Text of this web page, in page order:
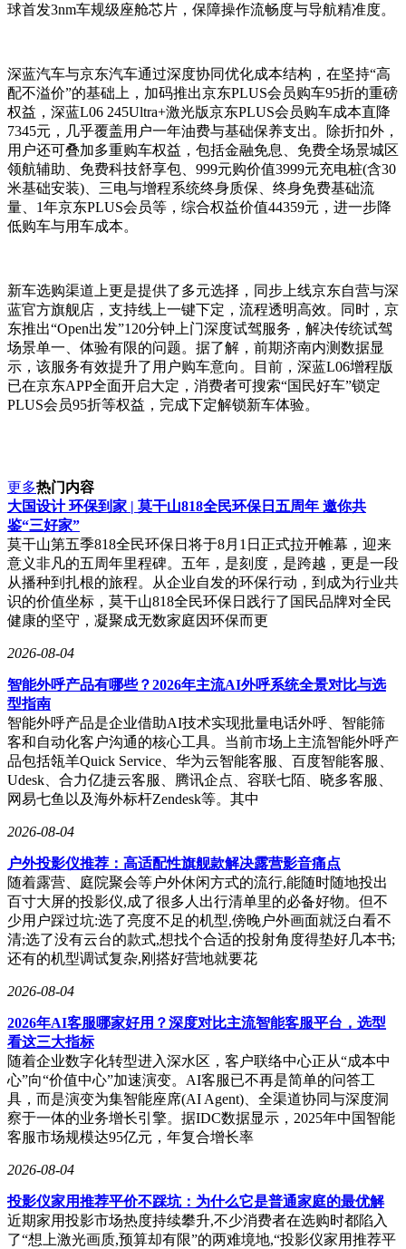
球首发3nm车规级座舱芯片，保障操作流畅度与导航精准度。
深蓝汽车与京东汽车通过深度协同优化成本结构，在坚持“高
配不溢价”的基础上，加码推出京东PLUS会员购车95折的重磅
权益，深蓝L06 245Ultra+激光版京东PLUS会员购车成本直降
7345元，几乎覆盖用户一年油费与基础保养支出。除折扣外，
用户还可叠加多重购车权益，包括金融免息、免费全场景城区
领航辅助、免费科技舒享包、999元购价值3999元充电桩(含30
米基础安装)、三电与增程系统终身质保、终身免费基础流
量、1年京东PLUS会员等，综合权益价值44359元，进一步降
低购车与用车成本。
新车选购渠道上更是提供了多元选择，同步上线京东自营与深
蓝官方旗舰店，支持线上一键下定，流程透明高效。同时，京
东推出“Open出发”120分钟上门深度试驾服务，解决传统试驾
场景单一、体验有限的问题。据了解，前期济南内测数据显
示，该服务有效提升了用户购车意向。目前，深蓝L06增程版
已在京东APP全面开启大定，消费者可搜索“国民好车”锁定
PLUS会员95折等权益，完成下定解锁新车体验。
更多热门内容
大国设计 环保到家 | 莫干山818全民环保日五周年 邀你共
鉴“三好家”
莫干山第五季818全民环保日将于8月1日正式拉开帷幕，迎来
意义非凡的五周年里程碑。五年，是刻度，是跨越，更是一段
从播种到扎根的旅程。从企业自发的环保行动，到成为行业共
识的价值坐标，莫干山818全民环保日践行了国民品牌对全民
健康的坚守，凝聚成无数家庭因环保而更
2026-08-04
智能外呼产品有哪些？2026年主流AI外呼系统全景对比与选
型指南
智能外呼产品是企业借助AI技术实现批量电话外呼、智能筛
客和自动化客户沟通的核心工具。当前市场上主流智能外呼产
品包括瓴羊Quick Service、华为云智能客服、百度智能客服、
Udesk、合力亿捷云客服、腾讯企点、容联七陌、晓多客服、
网易七鱼以及海外标杆Zendesk等。其中
2026-08-04
户外投影仪推荐：高适配性旗舰款解决露营影音痛点
随着露营、庭院聚会等户外休闲方式的流行,能随时随地投出
百寸大屏的投影仪,成了很多人出行清单里的必备好物。但不
少用户踩过坑:选了亮度不足的机型,傍晚户外画面就泛白看不
清;选了没有云台的款式,想找个合适的投射角度得垫好几本书;
还有的机型调试复杂,刚搭好营地就要花
2026-08-04
2026年AI客服哪家好用？深度对比主流智能客服平台，选型
看这三大指标
随着企业数字化转型进入深水区，客户联络中心正从“成本中
心”向“价值中心”加速演变。AI客服已不再是简单的问答工
具，而是演变为集智能座席(AI Agent)、全渠道协同与深度洞
察于一体的业务增长引擎。据IDC数据显示，2025年中国智能
客服市场规模达95亿元，年复合增长率
2026-08-04
‌投影仪家用推荐平价不踩坑：为什么它是普通家庭的最优解‌
近期家用投影市场热度持续攀升,不少消费者在选购时都陷入
了“想上激光画质,预算却有限”的两难境地,“投影仪家用推荐平